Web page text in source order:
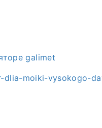
galimet
dlia-moiki-vysokogo-